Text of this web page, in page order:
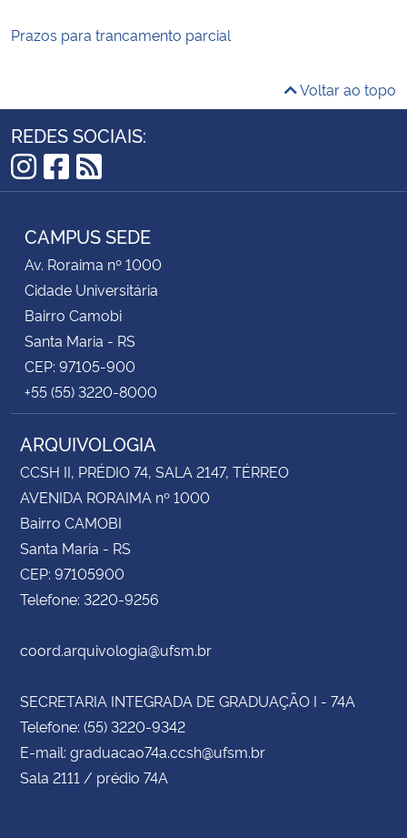
Prazos para trancamento parcial
Voltar ao topo
REDES SOCIAIS:
Instagram
Facebook
RSS
CAMPUS SEDE
Av. Roraima nº 1000
Cidade Universitária
Bairro Camobi
Santa Maria - RS
CEP: 97105-900
+55 (55) 3220-8000
ARQUIVOLOGIA
CCSH II, PRÉDIO 74, SALA 2147, TÉRREO
AVENIDA RORAIMA nº 1000
Bairro CAMOBI
Santa Maria - RS
CEP: 97105900
Telefone: 3220-9256
coord.arquivologia@ufsm.br
SECRETARIA INTEGRADA DE GRADUAÇÃO I - 74A
Telefone: (55) 3220-9342
E-mail: graduacao74a.ccsh@ufsm.br
Sala 2111 / prédio 74A